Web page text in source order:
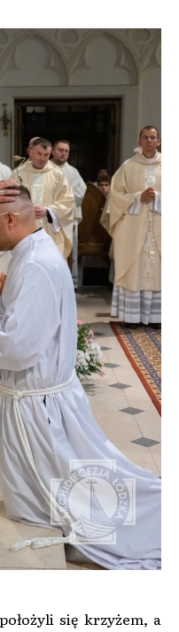
się krzyżem, a